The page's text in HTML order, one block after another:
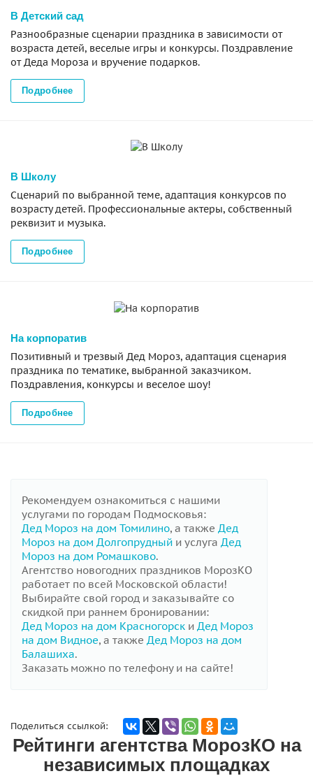
В Детский сад
Разнообразные сценарии праздника в зависимости от
возраста детей, веселые игры и конкурсы. Поздравление
от Деда Мороза и вручение подарков.
Подробнее
В Школу
Сценарий по выбранной теме, адаптация конкурсов по
возрасту детей. Профессиональные актеры, собственный
реквизит и музыка.
Подробнее
На корпоратив
Позитивный и трезвый Дед Мороз, адаптация сценария
праздника по тематике, выбранной заказчиком.
Поздравления, конкурсы и веселое шоу!
Подробнее
Рекомендуем ознакомиться с нашими
услугами по городам Подмосковья:
Дед Мороз на дом Томилино, а также Дед
Мороз на дом Долгопрудный и услуга Дед
Мороз на дом Ромашково.
Агентство новогодних праздников МорозКО
работает по всей Московской области!
Выбирайте свой город и заказывайте со
скидкой при раннем бронировании:
Дед Мороз на дом Красногорск и Дед Мороз
на дом Видное, а также Дед Мороз на дом
Балашиха.
Заказать можно по телефону и на сайте!
Поделиться ссылкой:
Рейтинги агентства МорозКО на
независимых площадках